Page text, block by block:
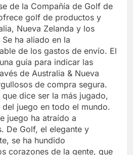
de la Compañía de Golf de
golf de productos y
Nueva Zelanda y los
ha aliado en la
de los gastos de envío. El
guía para indicar las
de Australia & Nueva
de compra segura.
dice ser la más jugado,
juego en todo el mundo.
juego ha atraído a
De Golf, el elegante y
se ha hundido
corazones de la gente, que